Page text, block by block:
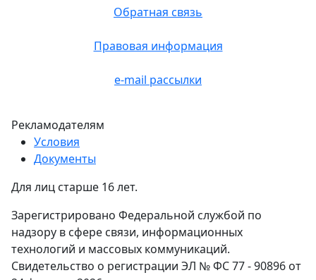
Рекламодателям
Условия
Документы
Обратная связь
Правовая информация
e-mail рассылки
Для лиц старше 16 лет.
Зарегистрировано Федеральной службой по
надзору в сфере связи, информационных
технологий и массовых коммуникаций.
Свидетельство о регистрации ЭЛ № ФС 77 - 90896 от